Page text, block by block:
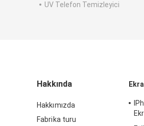
UV Telefon Temizleyici
Hakkında
Hakkımızda
Fabrika turu